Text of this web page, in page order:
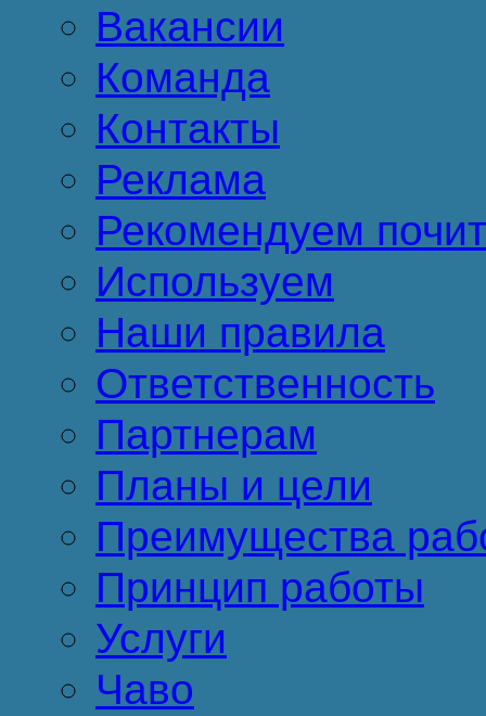
Вакансии
Команда
Контакты
Реклама
Рекомендуем
Используем
Наши правила
Ответственность
Партнерам
Планы и цели
Преимущества
Принцип работы
Услуги
Чаво